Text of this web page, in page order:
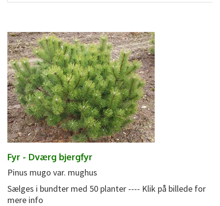
Fyr - Dværg bjergfyr
Pinus mugo var. mughus
Sælges i bundter med 50 planter ---- Klik på billede for
mere info